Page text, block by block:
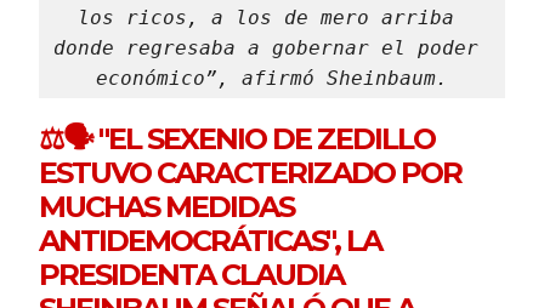
los ricos, a los de mero arriba
donde regresaba a gobernar el poder
económico”, afirmó Sheinbaum.
⚖️🗣️ "EL SEXENIO DE ZEDILLO
ESTUVO CARACTERIZADO POR
MUCHAS MEDIDAS
ANTIDEMOCRÁTICAS", LA
PRESIDENTA CLAUDIA